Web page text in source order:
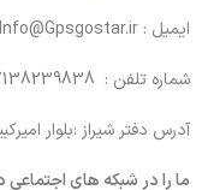
ایمیل : Info@Gpsgostar.ir
شماره تلفن : 07138239838 – 09373936263
آدرس دفتر شیراز :بلوار
ما را در شبکه های اجتماعی